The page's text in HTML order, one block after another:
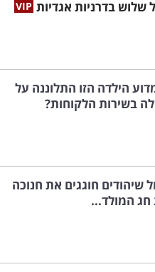
שלוש בדרניות אגדיות
הילדה הזו התלוננה על
בשירות הלקוחות?
שיהודים חוגגים את חנוכה
חג המולד...